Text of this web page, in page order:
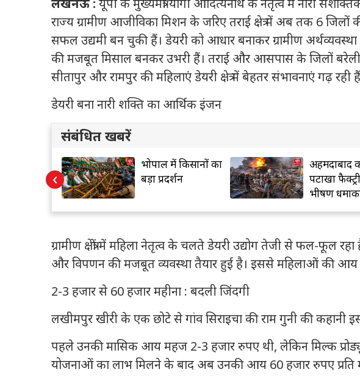
लखनऊ : यूपी के मुख्यमंत्री योगी आदित्यनाथ के नेतृत्व में नारी
राज्य ग्रामीण आजीविका मिशन के जरिए तराई क्षेत्र में अब तक 6
सफल उद्यमी बन चुकी हैं। डेयरी को आधार बनाकर ग्रामीण
की मजबूत मिसाल बनकर उभरी हैं। तराई और आसपास के जिलों
सीतापुर और रामपुर की महिलाएं डेयरी क्षेत्र में बेहतर संभावनाएं गढ़ रही
डेयरी बना नारी शक्ति का आर्थिक इंजन
संबंधित खबरें
भोपाल में किसानों का
बड़ा प्रदर्शन
अहमदाबाद
पटाखा
भीषण
‹
ग्रामीण क्षेत्रों में महिला नेतृत्व के चलते डेयरी उद्योग तेजी से फल-फूल
और विपणन की मजबूत व्यवस्था तैयार हुई है। इससे महिलाओं की आय में
2-3 हजार से 60 हजार महीना : बदली जिंदगी
लखीमपुर खीरी के एक छोटे से गांव सिराइचा की राम गुनी की कहानी
पहले उनकी मासिक आय महज 2-3 हजार रुपए थी, लेकिन मिल्क
योजनाओं का लाभ मिलने के बाद अब उनकी आय 60 हजार रुपए प्रति